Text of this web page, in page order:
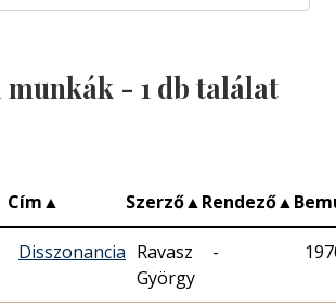
munkák - 1 db találat
Cím▲ Szerző▲Rendező▲
Disszonancia Ravasz
György
-